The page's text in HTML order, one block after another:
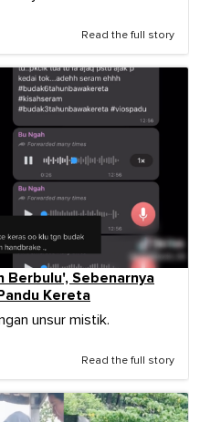
Read the full story
Berbulu', Sebenarnya
Kereta
unsur mistik.
Read the full story